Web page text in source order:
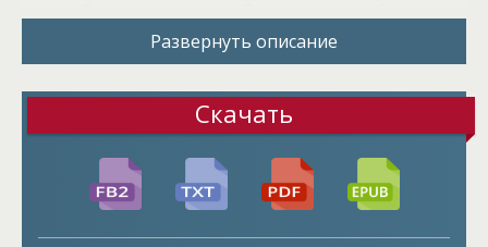
поднять девушке на сносях настроение, но…
Ей запрещено выходить за пределы священной
монастыря, но днем и ночью они сторожат
границы. Вся команда готова к сражению.
Особенно Рейес. Если бы Чарли его не знала, то
могла бы поклясться, что он заболел. С каждой
минутой он становится все горячее и горячее, и
Развернуть описание
Скачать